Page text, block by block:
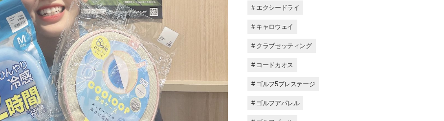
# エクシードライ
# キャロウェイ
# クラブセッティング
# コードカオス
# ゴルフ5プレステージ
# ゴルフアパレル